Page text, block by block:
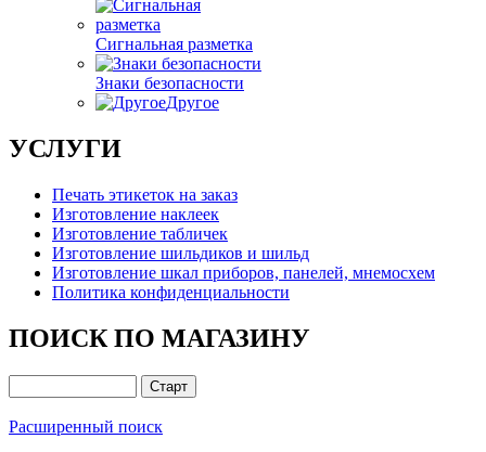
Сигнальная разметка
Знаки безопасности
Другое
УСЛУГИ
Печать этикеток на заказ
Изготовление наклеек
Изготовление табличек
Изготовление шильдиков и шильд
Изготовление шкал приборов, панелей, мнемосхем
Политика конфиденциальности
ПОИСК ПО МАГАЗИНУ
Расширенный поиск